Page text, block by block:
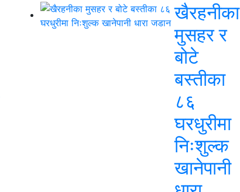
खैरहनीका
मुसहर र
बोटे
बस्तीका
८६
घरधुरीमा
निःशुल्क
खानेपानी